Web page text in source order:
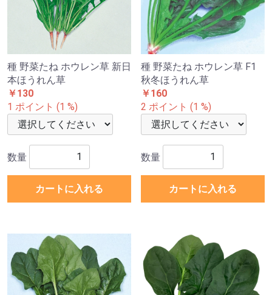
種 野菜たね ホウレン草 新日
本ほうれん草
￥130
1 ポイント (1 %)
数量
カートに入れる
種 野菜たね ホウレン草 F1
秋冬ほうれん草
￥160
2 ポイント (1 %)
数量
カートに入れる